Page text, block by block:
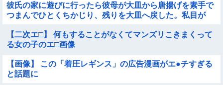
彼氏の家に遊びに行ったら彼母が大皿から唐揚げを素手で
つまんでひとくちかじり、残りを大皿へ戻した。私目が
【二次エ□】 何もすることがなくてマンズリこきまくって
る女の子のエ□画像
【画像】 この「着圧レギンス」の広告漫画がエ●チすぎる
と話題に